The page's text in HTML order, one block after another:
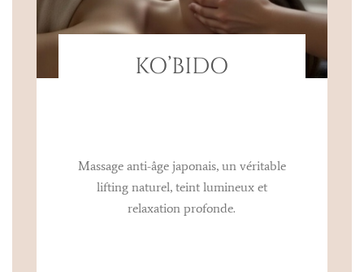
KO’BIDO
Massage anti-âge japonais, un véritable
lifting naturel, teint lumineux et
relaxation profonde.